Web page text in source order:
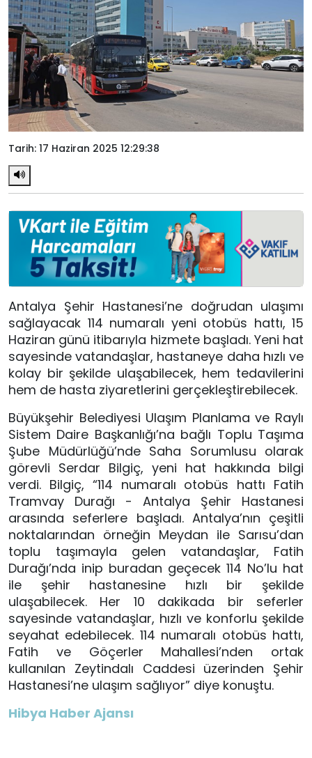
Tarih: 17 Haziran 2025 12:29:38
Antalya Şehir Hastanesi’ne doğrudan ulaşımı
sağlayacak 114 numaralı yeni otobüs hattı, 15
Haziran günü itibarıyla hizmete başladı. Yeni hat
sayesinde vatandaşlar, hastaneye daha hızlı ve
kolay bir şekilde ulaşabilecek, hem tedavilerini
hem de hasta ziyaretlerini gerçekleştirebilecek.
Büyükşehir Belediyesi Ulaşım Planlama ve Raylı
Sistem Daire Başkanlığı’na bağlı Toplu Taşıma
Şube Müdürlüğü’nde Saha Sorumlusu olarak
görevli Serdar Bilgiç, yeni hat hakkında bilgi
verdi. Bilgiç, “114 numaralı otobüs hattı Fatih
Tramvay Durağı - Antalya Şehir Hastanesi
arasında seferlere başladı. Antalya’nın çeşitli
noktalarından örneğin Meydan ile Sarısu’dan
toplu taşımayla gelen vatandaşlar, Fatih
Durağı’nda inip buradan geçecek 114 No’lu hat
ile şehir hastanesine hızlı bir şekilde
ulaşabilecek. Her 10 dakikada bir seferler
sayesinde vatandaşlar, hızlı ve konforlu şekilde
seyahat edebilecek. 114 numaralı otobüs hattı,
Fatih ve Göçerler Mahallesi’nden ortak
kullanılan Zeytindalı Caddesi üzerinden Şehir
Hastanesi’ne ulaşım sağlıyor” diye konuştu.
Hibya Haber Ajansı